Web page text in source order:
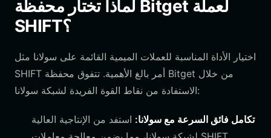
لماذا تختار محفظة Bitget لعملة
SHIFT؟
اختيار الأداة المناسبة للعملات الميمية القائمة على سولانا مثل
SHIFT أمر بالغ الأهمية. تتفوق محفظة Bitget من خلال
الاستفادة من نقاط القوة الفريدة لشبكة سولانا:
تكامل فائق السرعة مع سولانا: استفد من الإنتاجية العالية